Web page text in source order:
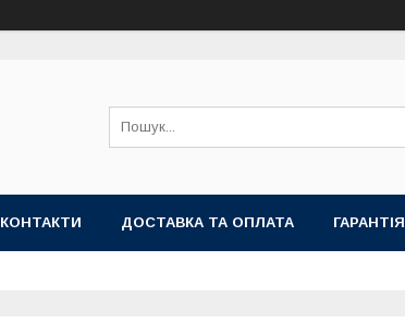
КОНТАКТИ ДОСТАВКА ТА ОПЛАТА